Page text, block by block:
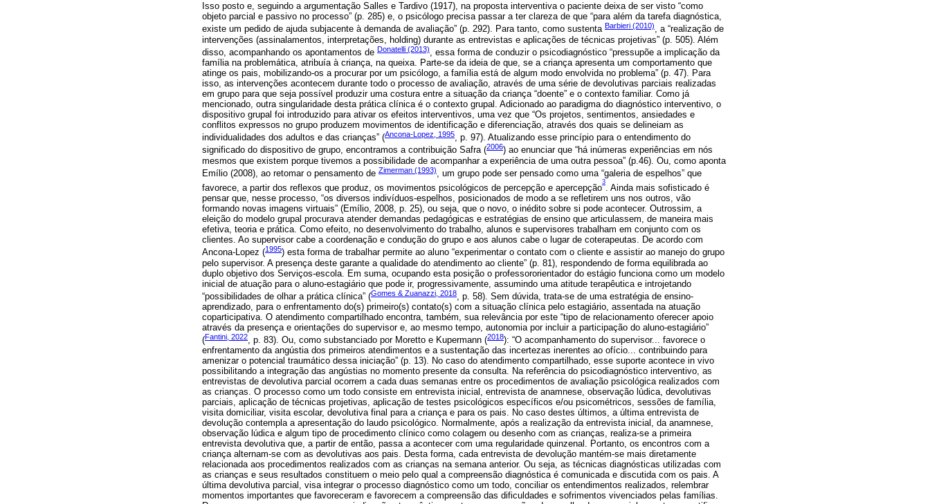
Isso posto e, seguindo a argumentação Salles e Tardivo (1917), na proposta interventiva o paciente deixa de ser visto “como
objeto parcial e passivo no processo” (p. 285) e, o psicólogo precisa passar a ter clareza de que “para além da tarefa diagnóstica,
existe um pedido de ajuda subjacente à demanda de avaliação” (p. 292). Para tanto, como sustenta Barbieri (2010), a “realização de
intervenções (assinalamentos, interpretações, holding) durante as entrevistas e aplicações de técnicas projetivas” (p. 505). Além
disso, acompanhando os apontamentos de Donatelli (2013)
, essa forma de conduzir o psicodiagnóstico “pressupõe a implicação da
família na problemática, atribuía à criança, na queixa. Parte-se da ideia de que, se a criança apresenta um comportamento que
atinge os pais, mobilizando-os a procurar por um psicólogo, a família está de algum modo envolvida no problema” (p. 47). Para
isso, as intervenções acontecem durante todo o processo de avaliação, através de uma série de devolutivas parciais realizadas
em grupo para que seja possível produzir uma costura entre a situação da criança “doente” e o contexto familiar. Como já
mencionado, outra singularidade desta prática clínica é o contexto grupal. Adicionado ao paradigma do diagnóstico interventivo, o
dispositivo grupal foi introduzido para ativar os efeitos interventivos, uma vez que “Os projetos, sentimentos, ansiedades e
conflitos expressos no grupo produzem movimentos de identificação e diferenciação, através dos quais se delineiam as
individualidades dos adultos e das crianças” (Ancona-Lopez, 1995, p. 97). Atualizando esse princípio para o entendimento do
significado do dispositivo de grupo, encontramos a contribuição Safra (2006) ao enunciar que “há inúmeras experiências em nós
mesmos que existem porque tivemos a possibilidade de acompanhar a experiência de uma outra pessoa” (p.46). Ou, como aponta
Emílio (2008), ao retomar o pensamento de Zimerman (1993), um grupo pode ser pensado como uma “galeria de espelhos” que
favorece, a partir dos reflexos que produz, os movimentos psicológicos de percepção e apercepção
3
. Ainda mais sofisticado é
pensar que, nesse processo, “os diversos indivíduos-espelhos, posicionados de modo a se refletirem uns nos outros, vão
formando novas imagens virtuais” (Emílio, 2008, p. 25), ou seja, que o novo, o inédito sobre si pode acontecer. Outrossim, a
eleição do modelo grupal procurava atender demandas pedagógicas e estratégias de ensino que articulassem, de maneira mais
efetiva, teoria e prática. Como efeito, no desenvolvimento do trabalho, alunos e supervisores trabalham em conjunto com os
clientes. Ao supervisor cabe a coordenação e condução do grupo e aos alunos cabe o lugar de coterapeutas. De acordo com
Ancona-Lopez (1995) esta forma de trabalhar permite ao aluno “experimentar o contato com o cliente e assistir ao manejo do grupo
pelo supervisor. A presença deste garante a qualidade do atendimento ao cliente” (p. 81), respondendo de forma equilibrada ao
duplo objetivo dos Serviços-escola. Em suma, ocupando esta posição o professororientador do estágio funciona como um modelo
inicial de atuação para o aluno-estagiário que pode ir, progressivamente, assumindo uma atitude terapêutica e introjetando
“possibilidades de olhar a prática clínica” (Gomes & Zuanazzi, 2018
, p. 58). Sem dúvida, trata-se de uma estratégia de ensino-
aprendizado, para o enfrentamento do(s) primeiro(s) contato(s) com a situação clínica pelo estagiário, assentada na atuação
coparticipativa. O atendimento compartilhado encontra, também, sua relevância por este “tipo de relacionamento oferecer apoio
através da presença e orientações do supervisor e, ao mesmo tempo, autonomia por incluir a participação do aluno-estagiário”
(Fantini, 2022, p. 83). Ou, como substanciado por Moretto e Kupermann (2018): “O acompanhamento do supervisor... favorece o
enfrentamento da angústia dos primeiros atendimentos e a sustentação das incertezas inerentes ao ofício... contribuindo para
amenizar o potencial traumático dessa iniciação” (p. 13). No caso do atendimento compartilhado, esse suporte acontece in vivo
possibilitando a integração das angústias no momento presente da consulta. Na referência do psicodiagnóstico interventivo, as
entrevistas de devolutiva parcial ocorrem a cada duas semanas entre os procedimentos de avaliação psicológica realizados com
as crianças. O processo como um todo consiste em entrevista inicial, entrevista de anamnese, observação lúdica, devolutivas
parciais, aplicação de técnicas projetivas, aplicação de testes psicológicos específicos e/ou psicométricos, sessões de família,
visita domiciliar, visita escolar, devolutiva final para a criança e para os pais. No caso destes últimos, a última entrevista de
devolução contempla a apresentação do laudo psicológico. Normalmente, após a realização da entrevista inicial, da anamnese,
observação lúdica e algum tipo de procedimento clínico como colagem ou desenho com as crianças, realiza-se a primeira
entrevista devolutiva que, a partir de então, passa a acontecer com uma regularidade quinzenal. Portanto, os encontros com a
criança alternam-se com as devolutivas aos pais. Desta forma, cada entrevista de devolução mantém-se mais diretamente
relacionada aos procedimentos realizados com as crianças na semana anterior. Ou seja, as técnicas diagnósticas utilizadas com
as crianças e seus resultados constituem o meio pelo qual a compreensão diagnóstica é comunicada e discutida com os pais. A
última devolutiva parcial, visa integrar o processo diagnóstico como um todo, conciliar os entendimentos realizados, relembrar
momentos importantes que favoreceram e favorecem a compreensão das dificuldades e sofrimentos vivenciados pelas famílias.